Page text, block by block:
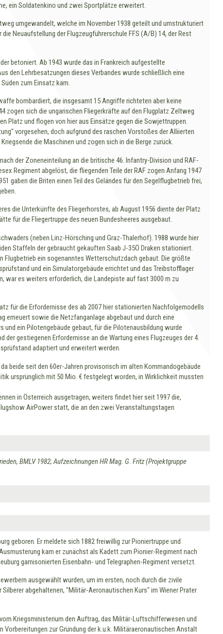
ein Soldatenkino und zwei Sportplätze erweitert.
umgewandelt, welche im November 1938 geteilt und umstrukturiert
Neuaufstellung der Flugzeugführerschule FFS (A/B) 14, der Rest
betoniert. Ab 1943 wurde das in Frankreich aufgestellte
den Lehrbesatzungen dieses Verbandes wurde schließlich eine
zum Einsatz kam.
bombardiert, die insgesamt 15 Angriffe richteten aber keine
zogen sich die ungarischen Fliegerkräfte auf den Flugplatz Zeltweg
Platz und flogen von hier aus Einsätze gegen die Sowjettruppen.
vorgesehen, doch aufgrund des raschen Vorstoßes der Alliierten
die Maschinen und zogen sich in die Berge zurück.
der Zoneneinteilung an die britische 46. Infantry-Division und RAF-
Regiment abgelöst, die fliegenden Teile der RAF zogen Anfang 1947
gaben die Briten einen Teil des Geländes für den Segelflugbetrieb frei,
die Unterkünfte des Fliegerhorstes, ab August 1956 diente der Platz
für die Fliegertruppe des neuen Bundesheeres ausgebaut.
(neben Linz-Hörsching und Graz-Thalerhof). 1988 wurde hier
Staffeln der gebraucht gekauften Saab J-35Ö Draken stationiert.
Flugbetrieb ein sogenanntes Wetterschutzdach gebaut. Die größte
und ein Simulatorgebäude errichtet und das Treibstofflager
war es weiters erforderlich, die Landepiste auf fast 3000 m zu
für die Erfordernisse des ab 2007 hier stationierten Nachfolgemodells
erneuert sowie die Netzfanganlage abgebaut und durch eine
ein Pilotengebäude gebaut, für die Pilotenausbildung wurde
gestiegenen Erfordernisse an die Wartung eines Flugzeuges der 4.
adaptiert und erweitert werden.
beide seit den 60er-Jahren provisorisch im alten Kommandogebäude
ursprünglich mit 50 Mio. € festgelegt worden, in Wirklichkeit mussten
in Österreich ausgetragen, weiters findet hier seit 1997 die,
AirPower statt, die an den zwei Veranstaltungstagen
BMLV 1982; Aufzeichnungen HR Mag. G. Fritz (Projektgruppe
geboren. Er meldete sich 1882 freiwillig zur Pioniertruppe und
kam er zunächst als Kadett zum Pionier-Regiment nach
garnisonierten Eisenbahn- und Telegraphen-Regiment versetzt.
ausgewählt wurden, um im ersten, noch durch die zivile
abgehaltenen, "Militär-Aeronautischen Kurs" im Wiener Prater
Kriegsministerium den Auftrag, das Militär-Luftschifferwesen und
Vorbereitungen zur Gründung der k.u.k. Militäraeronautischen Anstalt